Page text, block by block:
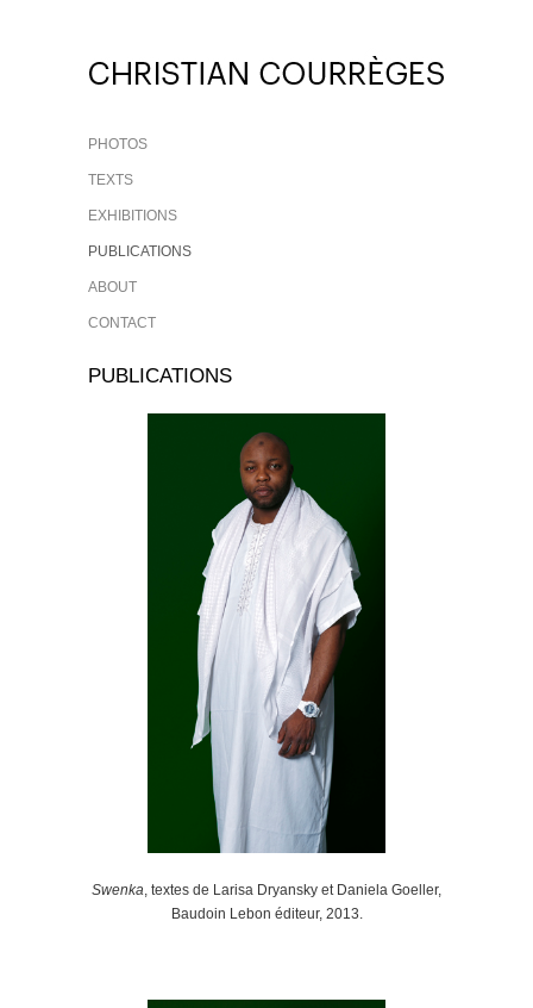
PHOTOS
TEXTS
EXHIBITIONS
PUBLICATIONS
ABOUT
CONTACT
PUBLICATIONS
Swenka, textes de Larisa Dryansky et Daniela Goeller,
Baudoin Lebon éditeur, 2013.